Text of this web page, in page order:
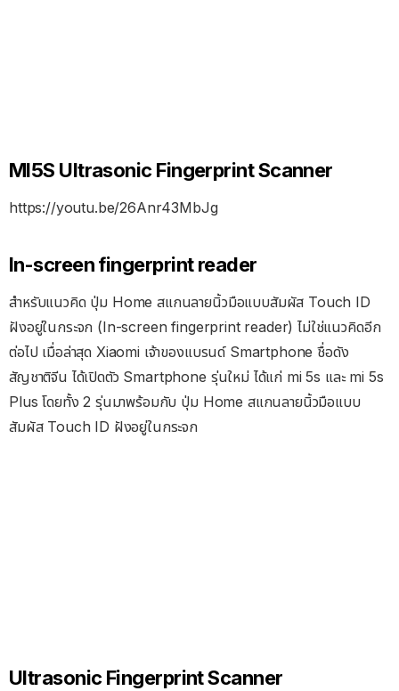
MI5S Ultrasonic Fingerprint Scanner
https://youtu.be/26Anr43MbJg
In-screen fingerprint reader
สำหรับแนวคิด ปุ่ม Home สแกนลายนิ้วมือแบบสัมผัส Touch ID
ฝังอยู่ในกระจก (In-screen fingerprint reader) ไม่ใช่แนวคิดอีก
ต่อไป เมื่อล่าสุด Xiaomi เจ้าของแบรนด์ Smartphone ชื่อดัง
สัญชาติจีน ได้เปิดตัว Smartphone รุ่นใหม่ ได้แก่ mi 5s และ mi 5s
Plus โดยทั้ง 2 รุ่นมาพร้อมกับ ปุ่ม Home สแกนลายนิ้วมือแบบ
สัมผัส Touch ID ฝังอยู่ในกระจก
Ultrasonic Fingerprint Scanner